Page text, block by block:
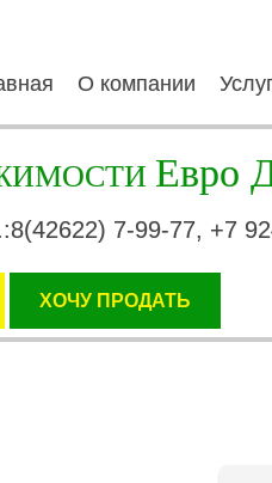
О компании
Евро
7-99-77, +7
XОЧУ ПРОДАТЬ